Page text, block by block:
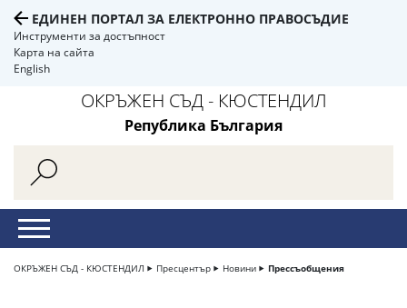
ЕДИНЕН ПОРТАЛ ЗА ЕЛЕКТРОННО ПРАВОСЪДИЕ
Инструменти за достъпност
Карта на сайта
English
ОКРЪЖЕН СЪД - КЮСТЕНДИЛ
Република България
ОКРЪЖЕН СЪД - КЮСТЕНДИЛ Пресцентър Новини Прессъобщения